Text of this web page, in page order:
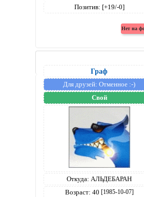
Позитив: [+19/-0]
Граф
Для друзей: Отменное :-)
Свой
Откуда: АЛЬДЕБАРАН
Возраст: 40 [1985-10-07]